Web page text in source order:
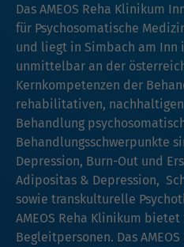
Das AMEOS Reha Klinikum
für Psychosomatische
und liegt in Simbach am Inn
unmittelbar an der
Kernkompetenzen der
rehabilitativen,
Behandlung
Behandlungsschwerpunkte
Depression, Burn-Out und
Adipositas & Depression,
sowie transkulturelle
AMEOS Reha Klinikum bietet
Begleitpersonen. Das